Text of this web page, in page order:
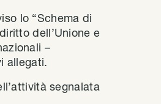
lo “Schema di
dell’Unione e
–
allegati.
segnalata